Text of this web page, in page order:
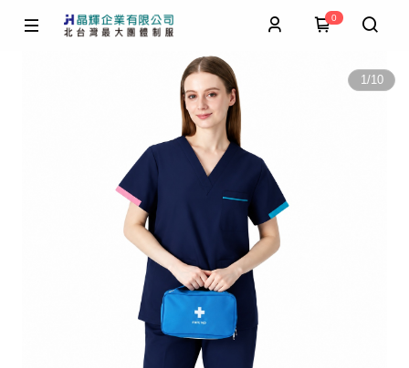
0
1/10